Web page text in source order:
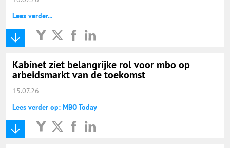
Lees verder...
Kabinet ziet belangrijke rol voor mbo op
arbeidsmarkt van de toekomst
15.07.26
Lees verder op: MBO Today